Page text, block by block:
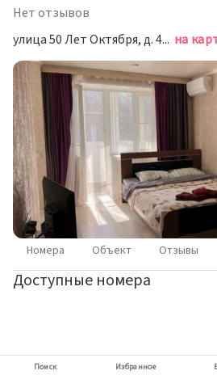
Нет отзывов
улица 50 Лет Октября, д. 49, Минеральные Воды на
Номера Объект Отзывы
Доступные номера
Поиск Избранное